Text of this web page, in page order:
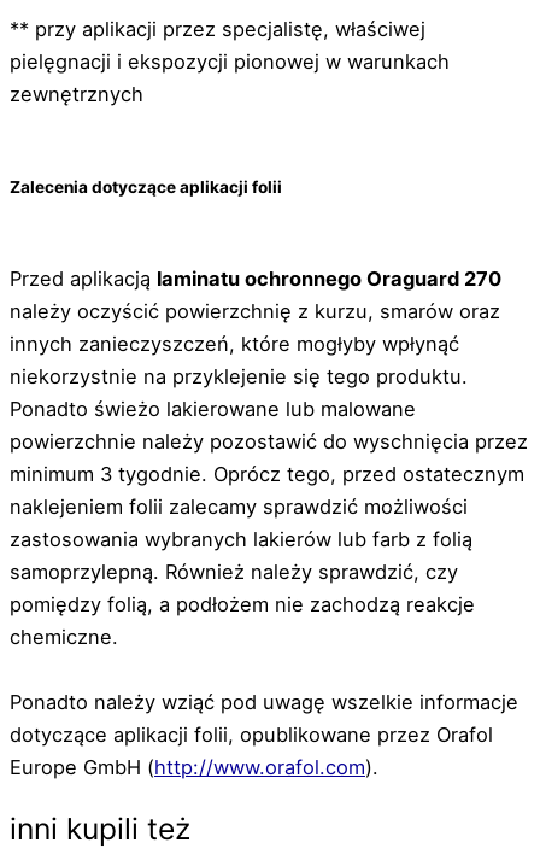
** przy aplikacji przez specjalistę, właściwej
pielęgnacji i ekspozycji pionowej w warunkach
zewnętrznych
Zalecenia dotyczące aplikacji folii
Przed aplikacją laminatu ochronnego Oraguard 270
należy oczyścić powierzchnię z kurzu, smarów oraz
innych zanieczyszczeń, które mogłyby wpłynąć
niekorzystnie na przyklejenie się tego produktu.
Ponadto świeżo lakierowane lub malowane
powierzchnie należy pozostawić do wyschnięcia przez
minimum 3 tygodnie. Oprócz tego, przed ostatecznym
naklejeniem folii zalecamy sprawdzić możliwości
zastosowania wybranych lakierów lub farb z folią
samoprzylepną. Również należy sprawdzić, czy
pomiędzy folią, a podłożem nie zachodzą reakcje
chemiczne.
Ponadto należy wziąć pod uwagę wszelkie informacje
dotyczące aplikacji folii, opublikowane przez Orafol
Europe GmbH (http://www.orafol.com).
inni kupili też